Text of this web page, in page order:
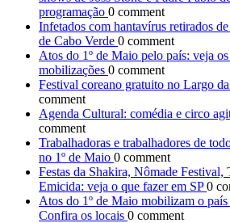
programação 0 comment
Infetados com hantavírus retirados
de Cabo Verde 0 comment
Atos do 1º de Maio pelo país: veja
mobilizações 0 comment
Festival coreano gratuito no Largo
comment
Agenda Cultural: comédia e circo
comment
Trabalhadoras e trabalhadores de
no 1º de Maio 0 comment
Festas da Shakira, Nômade
Emicida: veja o que fazer em SP0
Atos do 1º de Maio mobilizam o
Confira os locais 0 comment